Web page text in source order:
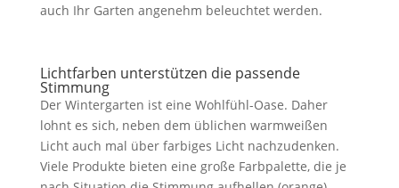
auch Ihr Garten angenehm beleuchtet werden.
Lichtfarben unterstützen die passende
Stimmung
Der Wintergarten ist eine Wohlfühl-Oase. Daher
lohnt es sich, neben dem üblichen warmweißen
Licht auch mal über farbiges Licht nachzudenken.
Viele Produkte bieten eine große Farbpalette, die je